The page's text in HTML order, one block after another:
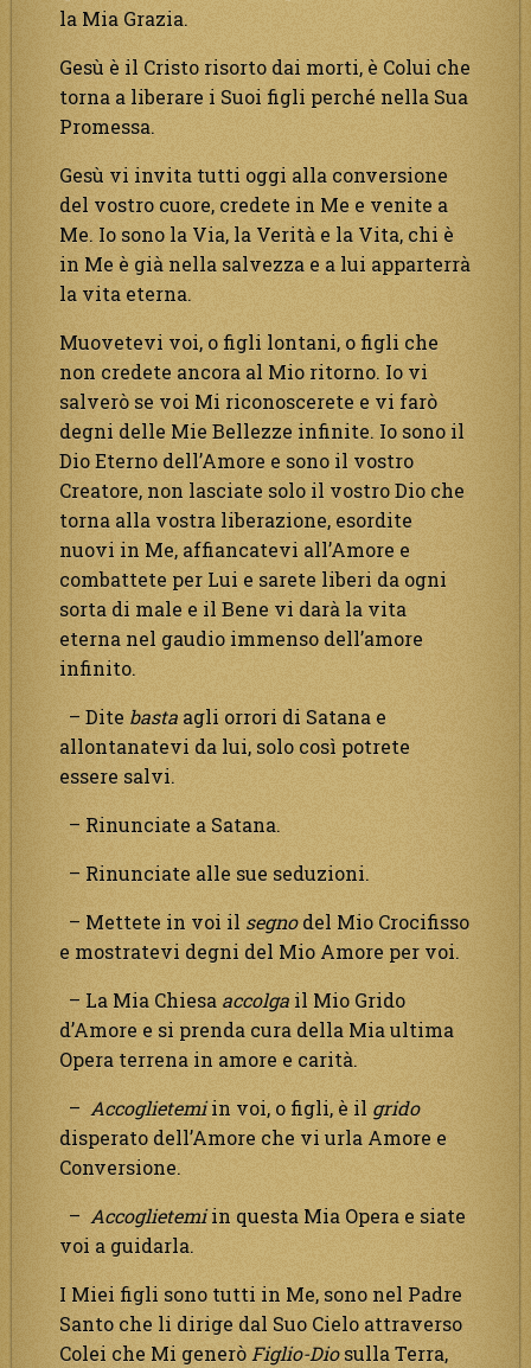
la Mia Grazia.
Gesù è il Cristo risorto dai morti, è Colui che
torna a liberare i Suoi figli perché nella Sua
Promessa.
Gesù vi invita tutti oggi alla conversione
del vostro cuore, credete in Me e venite a
Me. Io sono la Via, la Verità e la Vita, chi è
in Me è già nella salvezza e a lui apparterrà
la vita eterna.
Muovetevi voi, o figli lontani, o figli che
non credete ancora al Mio ritorno. Io vi
salverò se voi Mi riconoscerete e vi farò
degni delle Mie Bellezze infinite. Io sono il
Dio Eterno dell’Amore e sono il vostro
Creatore, non lasciate solo il vostro Dio che
torna alla vostra liberazione, esordite
nuovi in Me, affiancatevi all’Amore e
combattete per Lui e sarete liberi da ogni
sorta di male e il Bene vi darà la vita
eterna nel gaudio immenso dell’amore
infinito.
– Dite basta agli orrori di Satana e
allontanatevi da lui, solo così potrete
essere salvi.
– Rinunciate a Satana.
– Rinunciate alle sue seduzioni.
– Mettete in voi il segnodel Mio Crocifisso
e mostratevi degni del Mio Amore per voi.
– La Mia Chiesa accolga il Mio Grido
d’Amore e si prenda cura della Mia ultima
Opera terrena in amore e carità.
– Accoglietemiin voi, o figli, è il grido
disperato dell’Amore che vi urla Amore e
Conversione.
– Accoglietemiin questa Mia Opera e siate
voi a guidarla.
I Miei figli sono tutti in Me, sono nel Padre
Santo che li dirige dal Suo Cielo attraverso
Colei che Mi generò Figlio-Diosulla Terra,